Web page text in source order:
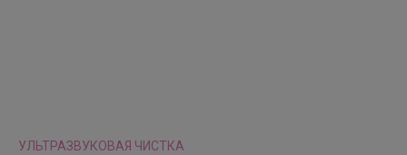
УЛЬТРАЗВУКОВАЯ ЧИСТКА